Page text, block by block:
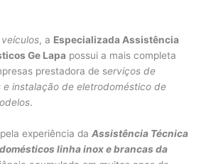
, a Especializada Assistência
Ge Lapa possui a mais completa
prestadora de serviços de
e instalação de eletrodoméstico de
.
experiência daAssistência Técnica
linha inox e brancas da